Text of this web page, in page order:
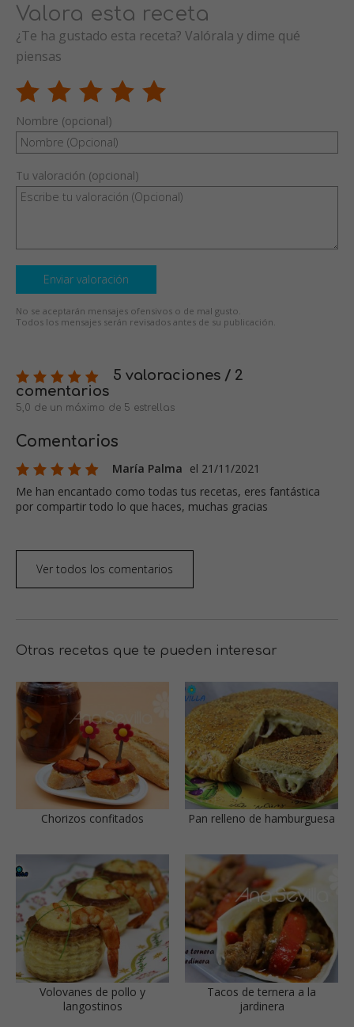
Valora esta receta
¿Te ha gustado esta receta? Valórala y dime qué
piensas
Nombre (opcional)
Tu valoración (opcional)
Enviar valoración
No se aceptarán mensajes ofensivos o de mal gusto.
Todos los mensajes serán revisados antes de su publicación.
5 valoraciones / 2
comentarios
5,0 de un máximo de 5 estrellas
Comentarios
María Palma el 21/11/2021
Me han encantado como todas tus recetas, eres fantástica
por compartir todo lo que haces, muchas gracias
Ver todos los comentarios
Otras recetas que te pueden interesar
Chorizos confitados Pan relleno de hamburguesa
Volovanes de pollo y
langostinos
Tacos de ternera a la
jardinera